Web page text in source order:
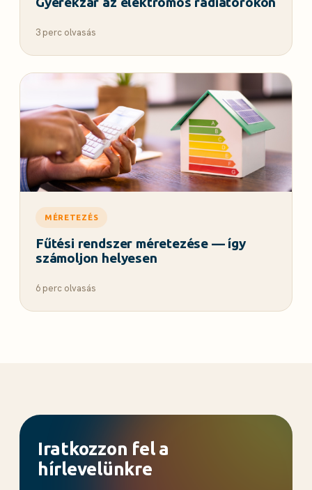
3 perc olvasás
MÉRETEZÉS
Fűtési rendszer méretezése — így
számoljon helyesen
6 perc olvasás
Iratkozzon fel a
hírlevelünkre